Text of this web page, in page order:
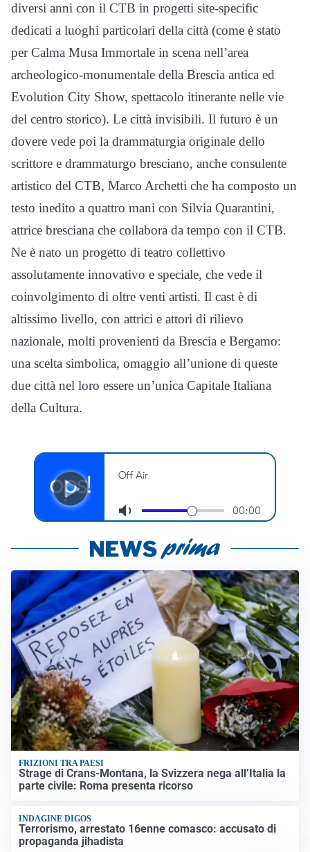
diversi anni con il CTB in progetti site-specific
dedicati a luoghi particolari della città (come è stato
per Calma Musa Immortale in scena nell’area
archeologico-monumentale della Brescia antica ed
Evolution City Show, spettacolo itinerante nelle vie
del centro storico). Le città invisibili. Il futuro è un
dovere vede poi la drammaturgia originale dello
scrittore e drammaturgo bresciano, anche consulente
artistico del CTB, Marco Archetti che ha composto un
testo inedito a quattro mani con Silvia Quarantini,
attrice bresciana che collabora da tempo con il CTB.
Ne è nato un progetto di teatro collettivo
assolutamente innovativo e speciale, che vede il
coinvolgimento di oltre venti artisti. Il cast è di
altissimo livello, con attrici e attori di rilievo
nazionale, molti provenienti da Brescia e Bergamo:
una scelta simbolica, omaggio all’unione di queste
due città nel loro essere un’unica Capitale Italiana
della Cultura.
FRIZIONI TRA PAESI
Strage di Crans-Montana, la Svizzera nega all’Italia la
parte civile: Roma presenta ricorso
INDAGINE DIGOS
Terrorismo, arrestato 16enne comasco: accusato di
propaganda jihadista